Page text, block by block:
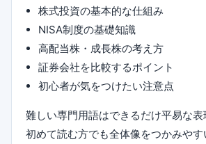
株式投資の基本的な仕組み
NISA制度の基礎知識
高配当株・成長株の考え方
証券会社を比較するポイント
初心者が気をつけたい注意点
難しい専門用語はできるだけ平易な表
初めて読む方でも全体像をつかみやす